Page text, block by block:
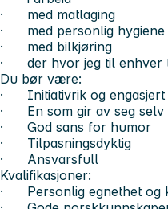
· med matlaging
· med personlig hygiene
· med bilkjøring
· der hvor jeg til enhver
Du bør være:
· Initiativrik og engasjert
· En som gir av seg selv
· God sans for humor
· Tilpasningsdyktig
· Ansvarsfull
Kvalifikasjoner:
· Personlig egnethet og